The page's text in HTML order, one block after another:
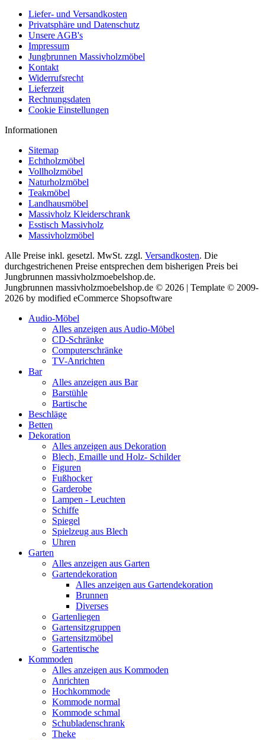
Liefer- und Versandkosten
Privatsphäre und Datenschutz
Unsere AGB's
Impressum
Jungbrunnen Massivholzmöbel
Kontakt
Widerrufsrecht
Lieferzeit
Rechnungsdaten
Cookie Einstellungen
Informationen
Sitemap
Echtholzmöbel
Vollholzmöbel
Naturholzmöbel
Teakmöbel
Landhausmöbel
Massivholz Kleiderschrank
Esstisch Massivholz
Massivholzmöbel
Alle Preise inkl. gesetzl. MwSt. zzgl. Versandkosten. Die
durchgestrichenen Preise entsprechen dem bisherigen Preis bei
Jungbrunnen massivholzmoebelshop.de.
Jungbrunnen massivholzmoebelshop.de © 2026 | Template © 2009-
2026 by modified eCommerce Shopsoftware
Audio-Möbel
Alles anzeigen aus Audio-Möbel
CD-Schränke
Computerschränke
TV-Anrichten
Bar
Alles anzeigen aus Bar
Barstühle
Bartische
Beschläge
Betten
Dekoration
Alles anzeigen aus Dekoration
Blech, Emaille und Holz- Schilder
Figuren
Fußhocker
Garderobe
Lampen - Leuchten
Schiffe
Spiegel
Spielzeug aus Blech
Uhren
Garten
Alles anzeigen aus Garten
Gartendekoration
Alles anzeigen aus Gartendekoration
Brunnen
Diverses
Gartenliegen
Gartensitzgruppen
Gartensitzmöbel
Gartentische
Kommoden
Alles anzeigen aus Kommoden
Anrichten
Hochkommode
Kommode normal
Kommode schmal
Schubladenschrank
Theke